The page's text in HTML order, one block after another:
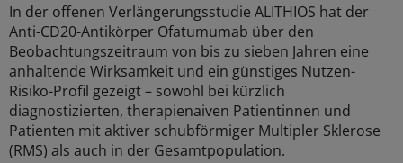
In der offenen Verlängerungsstudie ALITHIOS hat der
Anti-CD20-Antikörper Ofatumumab über den
Beobachtungszeitraum von bis zu sieben Jahren eine
anhaltende Wirksamkeit und ein günstiges Nutzen-
Risiko-Profil gezeigt – sowohl bei kürzlich
diagnostizierten, therapienaiven Patientinnen und
Patienten mit aktiver schubförmiger Multipler Sklerose
(RMS) als auch in der Gesamtpopulation.